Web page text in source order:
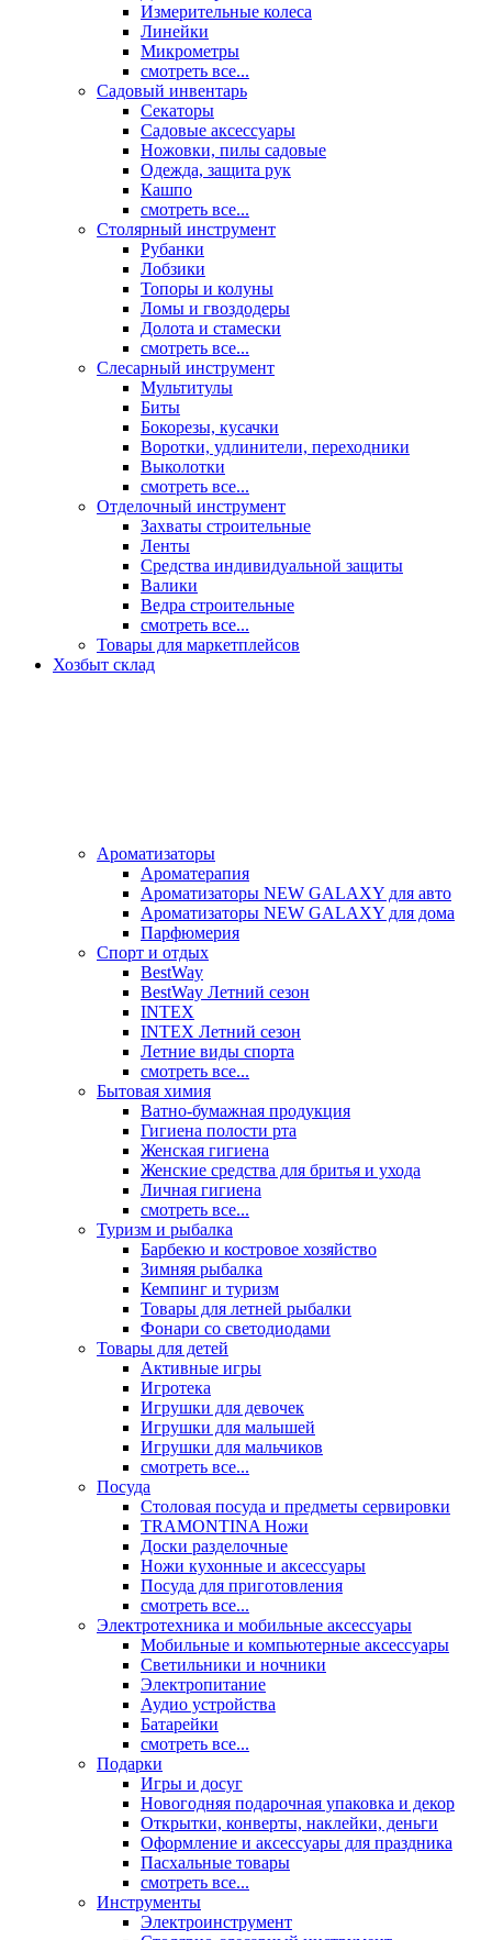
Измерительные колеса
Линейки
Микрометры
смотреть все...
Садовый инвентарь
Секаторы
Садовые аксессуары
Ножовки, пилы садовые
Одежда, защита рук
Кашпо
смотреть все...
Столярный инструмент
Рубанки
Лобзики
Топоры и колуны
Ломы и гвоздодеры
Долота и стамески
смотреть все...
Слесарный инструмент
Мультитулы
Биты
Бокорезы, кусачки
Воротки, удлинители, переходники
Выколотки
смотреть все...
Отделочный инструмент
Захваты строительные
Ленты
Средства индивидуальной защиты
Валики
Ведра строительные
смотреть все...
Товары для маркетплейсов
Хозбыт склад
Ароматизаторы
Ароматерапия
Ароматизаторы NEW GALAXY для авто
Ароматизаторы NEW GALAXY для дома
Парфюмерия
Спорт и отдых
BestWay
BestWay Летний сезон
INTEX
INTEX Летний сезон
Летние виды спорта
смотреть все...
Бытовая химия
Ватно-бумажная продукция
Гигиена полости рта
Женская гигиена
Женские средства для бритья и ухода
Личная гигиена
смотреть все...
Туризм и рыбалка
Барбекю и костровое хозяйство
Зимняя рыбалка
Кемпинг и туризм
Товары для летней рыбалки
Фонари со светодиодами
Товары для детей
Активные игры
Игротека
Игрушки для девочек
Игрушки для малышей
Игрушки для мальчиков
смотреть все...
Посуда
Столовая посуда и предметы сервировки
TRAMONTINA Ножи
Доски разделочные
Ножи кухонные и аксессуары
Посуда для приготовления
смотреть все...
Электротехника и мобильные аксессуары
Мобильные и компьютерные аксессуары
Светильники и ночники
Электропитание
Аудио устройства
Батарейки
смотреть все...
Подарки
Игры и досуг
Новогодняя подарочная упаковка и декор
Открытки, конверты, наклейки, деньги
Оформление и аксессуары для праздника
Пасхальные товары
смотреть все...
Инструменты
Электроинструмент